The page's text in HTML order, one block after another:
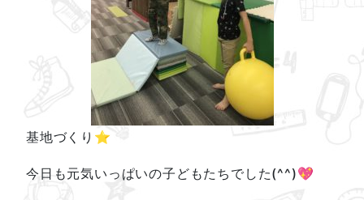
基地づくり⭐
今日も元気いっぱいの子どもたちでした(^^)💖